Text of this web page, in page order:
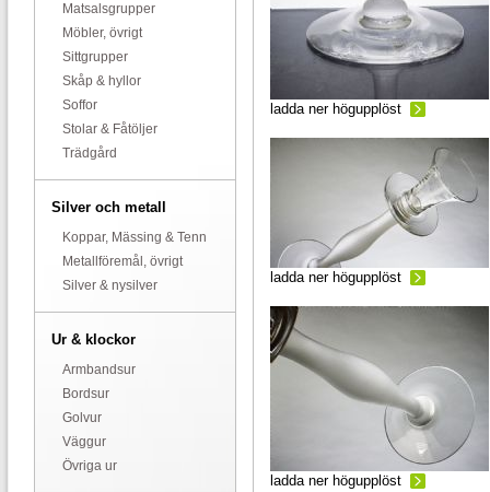
Matsalsgrupper
Möbler, övrigt
Sittgrupper
Skåp & hyllor
Soffor
Stolar & Fåtöljer
Trädgård
Silver och metall
Koppar, Mässing & Tenn
Metallföremål, övrigt
Silver & nysilver
Ur & klockor
Armbandsur
Bordsur
Golvur
Väggur
Övriga ur
ladda ner högupplöst
ladda ner högupplöst
ladda ner högupplöst